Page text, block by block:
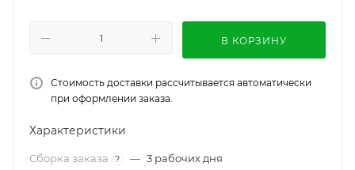
В КОРЗИНУ
Стоимость доставки рассчитывается автоматически
при оформлении заказа.
Характеристики
Сборка заказа ? — 3 рабочих дня